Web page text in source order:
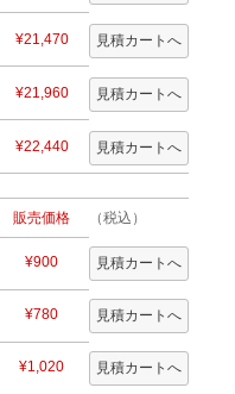
¥21,470
¥21,960
¥22,440
販売価格 （税込）
¥900
¥780
¥1,020